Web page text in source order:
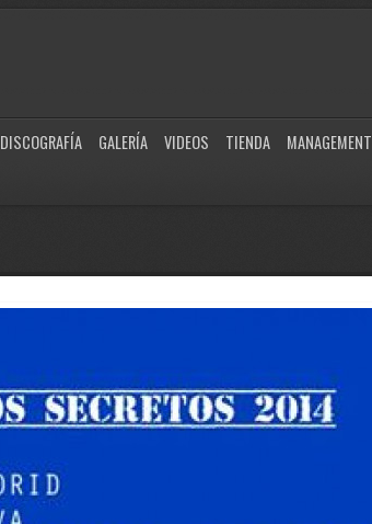
DISCOGRAFÍA GALERÍA VIDEOS TIENDA MANAGEMENT